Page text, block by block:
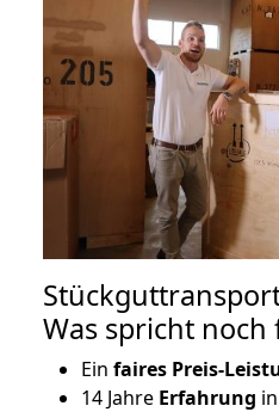
Was spricht noch
Ein faires Preis-
14 Jahre Erfahrung